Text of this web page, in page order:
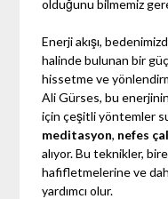
olduğunu bilmemiz
Enerji akışı,
halinde bulunan bir
hissetme ve
Ali Gürses, bu
için çeşitli yöntemler
meditasyon, nefes
alıyor. Bu teknikler,
hafifletmelerine ve
yardımcı olur.